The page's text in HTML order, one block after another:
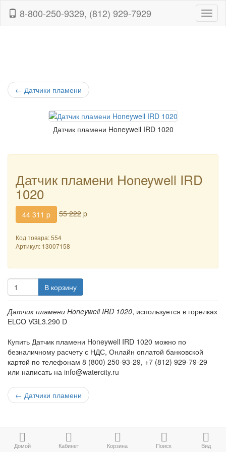
8-800-250-9329, (812) 929-7929
← Датчики пламени
Датчик пламени Honeywell IRD 1020
Датчик пламени Honeywell IRD
1020
44 311 p 55 222 p
Код товара: 554
Артикул: 13007158
В корзину
Датчик пламени Honeywell IRD 1020, используется в горелках
ELCO VGL3.290 D
Купить Датчик пламени Honeywell IRD 1020 можно по
безналичному расчету с НДС, Онлайн оплатой банковской
картой по телефонам 8 (800) 250-93-29, +7 (812) 929-79-29
или написать на info@watercity.ru
← Датчики пламени
Домой Кабинет Корзина Поиск Вид